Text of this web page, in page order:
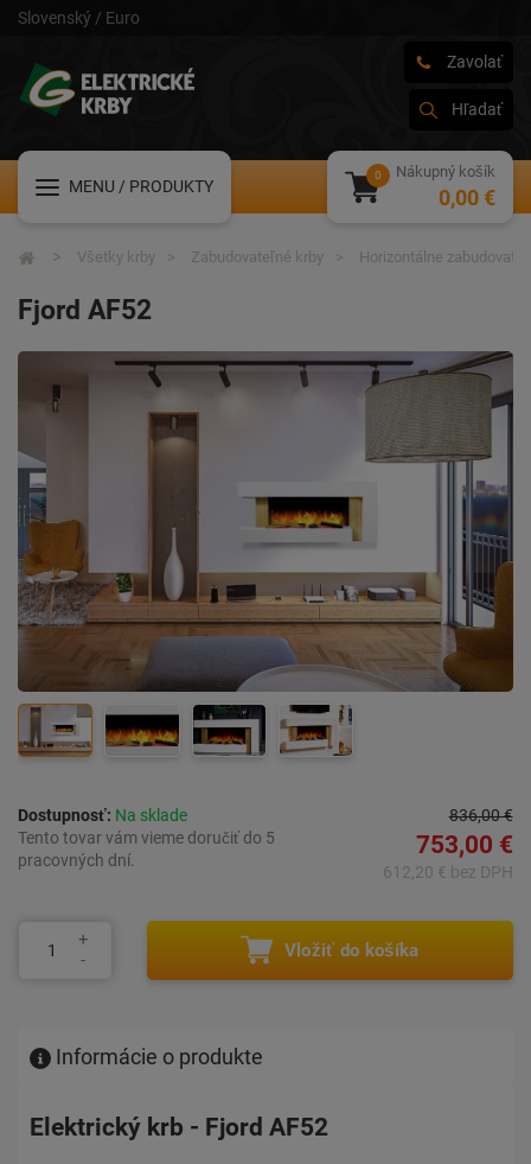
Slovenský / Euro
Zavolať
Hľadať
MENU / PRODUKTY
Nákupný košík
0,00 €
Fjord AF52
Dostupnosť: Na sklade
Tento tovar vám vieme doručiť do 5
pracovných dní.
836,00 €
753,00 €
612,20 € bez DPH
Vložiť do košíka
Informácie o produkte
Elektrický krb - Fjord AF52
Všetky krby Zabudovateľné krby Horizontálne